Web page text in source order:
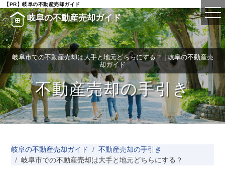
【PR】岐阜の不動産売却ガイド
岐阜の不動産売却ガイド
岐阜市での不動産売却は大手と地元どちらにする？ | 岐阜の不動産売
却ガイド
不動産売却の手引き
岐阜の不動産売却ガイド
不動産売却の手引き
岐阜市での不動産売却は大手と地元どちらにする？